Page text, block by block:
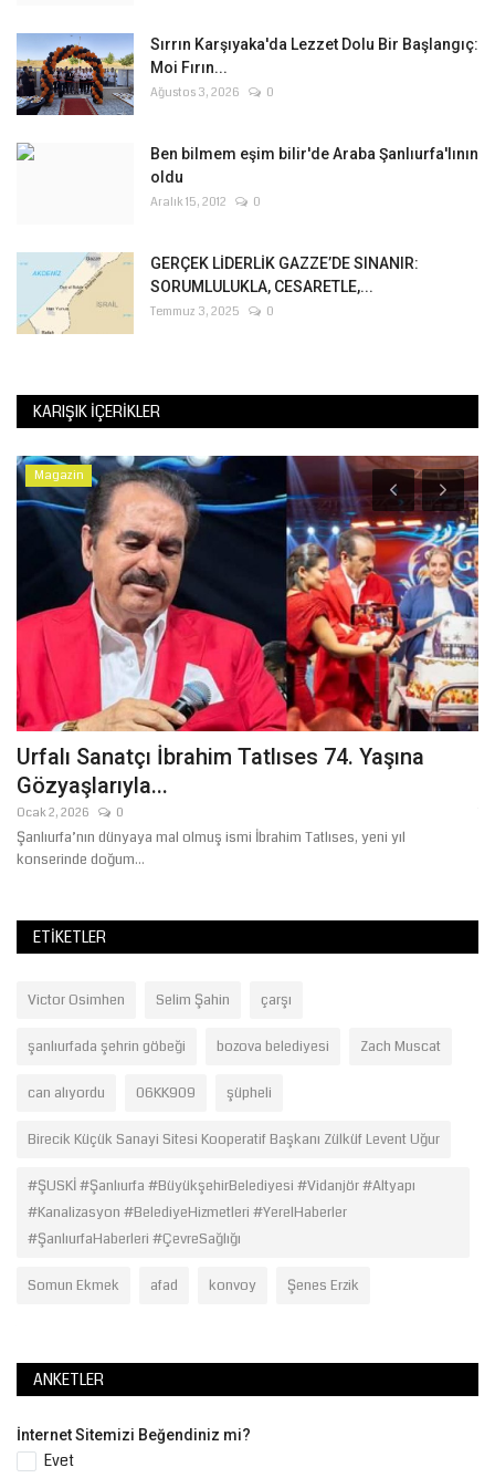
Sırrın Karşıyaka'da Lezzet Dolu Bir Başlangıç:
Moi Fırın...
Ağustos 3, 2026 0
Ben bilmem eşim bilir'de Araba Şanlıurfa'lının
oldu
Aralık 15, 2012 0
GERÇEK LİDERLİK GAZZE’DE SINANIR:
SORUMLULUKLA, CESARETLE,...
Temmuz 3, 2025 0
KARIŞIK İÇERIKLER
Magazin
Urfalı Sanatçı İbrahim Tatlıses 74. Yaşına
Gözyaşlarıyla...
Ocak 2, 2026 0
Şanlıurfa’nın dünyaya mal olmuş ismi İbrahim Tatlıses, yeni yıl
konserinde doğum...
ETIKETLER
Victor Osimhen Selim Şahin çarşı
şanlıurfada şehrin göbeği bozova belediyesi Zach Muscat
can alıyordu 06KK909 şüpheli
Birecik Küçük Sanayi Sitesi Kooperatif Başkanı Zülküf Levent Uğur
#ŞUSKİ #Şanlıurfa #BüyükşehirBelediyesi #Vidanjör #Altyapı
#Kanalizasyon #BelediyeHizmetleri #YerelHaberler
#ŞanlıurfaHaberleri #ÇevreSağlığı
Somun Ekmek afad konvoy Şenes Erzik
ANKETLER
İnternet Sitemizi Beğendiniz mi?
Evet